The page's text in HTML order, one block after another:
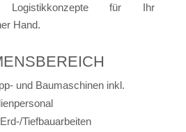
Logistikkonzepte für Ihr
Hand.
und Baumaschinen inkl.
Tiefbauarbeiten